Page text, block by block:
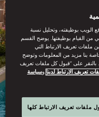
الويب بوظيفته، وتحليل نسبة
من القيام بوظيفتها. يوضح القسم
ملفات تعريف الارتباط التي
بنا مزيد من المعلومات وتوضح
بالنقر على “قبول كل ملفات تعريف
تعريف الارتباط لدينا وسياسة
ملفات تعريف الارتباط كلها